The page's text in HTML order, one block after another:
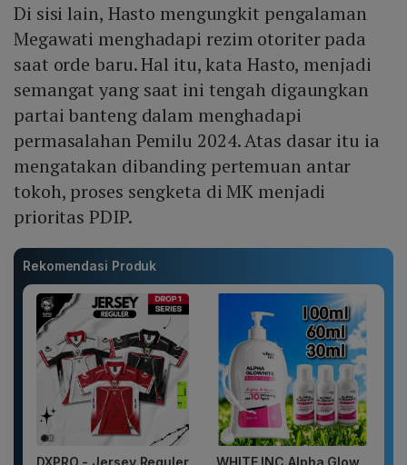
Di sisi lain, Hasto mengungkit pengalaman
Megawati menghadapi rezim otoriter pada
saat orde baru. Hal itu, kata Hasto, menjadi
semangat yang saat ini tengah digaungkan
partai banteng dalam menghadapi
permasalahan Pemilu 2024. Atas dasar itu ia
mengatakan dibanding pertemuan antar
tokoh, proses sengketa di MK menjadi
prioritas PDIP.
Rekomendasi Produk